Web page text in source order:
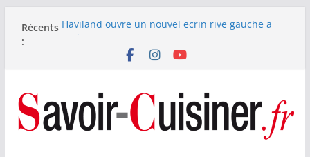
Récents
:
Haviland ouvre un nouvel écrin rive gauche à
Nous avons testé le four à pizza électrique
Little Ice 700 W
Fête des Pères : le digestif se fait gourmand avec
Laphroaig et Arnaud Larher
Catawiki met aux enchères un whisky japonais